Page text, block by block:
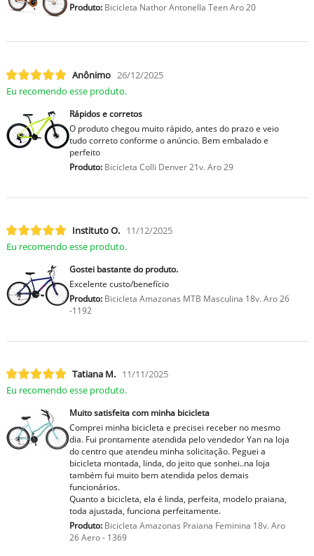
Produto:Bicicleta Nathor Antonella Teen Aro 20
Anônimo 26/12/2025
Eu recomendo esse produto.
Rápidos e corretos
O produto chegou muito rápido, antes do prazo e veio
tudo correto conforme o anúncio. Bem embalado e
perfeito
Produto:Bicicleta Colli Denver 21v. Aro 29
Instituto O. 11/12/2025
Eu recomendo esse produto.
Gostei bastante do produto.
Excelente custo/benefício
Produto:Bicicleta Amazonas MTB Masculina 18v. Aro 26
-1192
Tatiana M. 11/11/2025
Eu recomendo esse produto.
Muito satisfeita com minha bicicleta
Comprei minha bicicleta e precisei receber no mesmo
dia. Fui prontamente atendida pelo vendedor Yan na loja
do centro que atendeu minha solicitação. Peguei a
bicicleta montada, linda, do jeito que sonhei..na loja
também fui muito bem atendida pelos demais
funcionários.
Quanto a bicicleta, ela é linda, perfeita, modelo praiana,
toda ajustada, funciona perfeitamente.
Produto:Bicicleta Amazonas Praiana Feminina 18v. Aro
26 Aero - 1369